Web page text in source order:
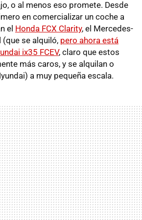
o al menos eso promete. Desde
en comercializar un coche a
el Honda FCX Clarity, el Mercedes-
(que se alquiló, pero ahora está
ix35 FCEV, claro que estos
más caros, y se alquilan o
a muy pequeña escala.